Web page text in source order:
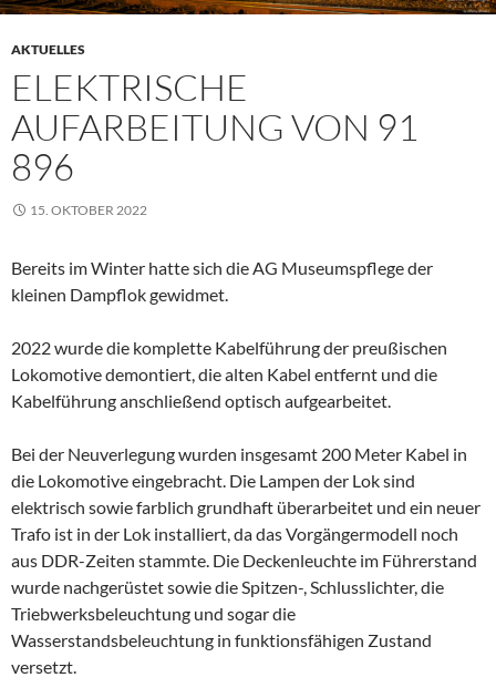
AKTUELLES
ELEKTRISCHE
AUFARBEITUNG VON 91
896
15. OKTOBER 2022
Bereits im Winter hatte sich die AG Museumspflege der
kleinen Dampflok gewidmet.
2022 wurde die komplette Kabelführung der preußischen
Lokomotive demontiert, die alten Kabel entfernt und die
Kabelführung anschließend optisch aufgearbeitet.
Bei der Neuverlegung wurden insgesamt 200 Meter Kabel in
die Lokomotive eingebracht. Die Lampen der Lok sind
elektrisch sowie farblich grundhaft überarbeitet und ein neuer
Trafo ist in der Lok installiert, da das Vorgängermodell noch
aus DDR-Zeiten stammte. Die Deckenleuchte im Führerstand
wurde nachgerüstet sowie die Spitzen-, Schlusslichter, die
Triebwerksbeleuchtung und sogar die
Wasserstandsbeleuchtung in funktionsfähigen Zustand
versetzt.